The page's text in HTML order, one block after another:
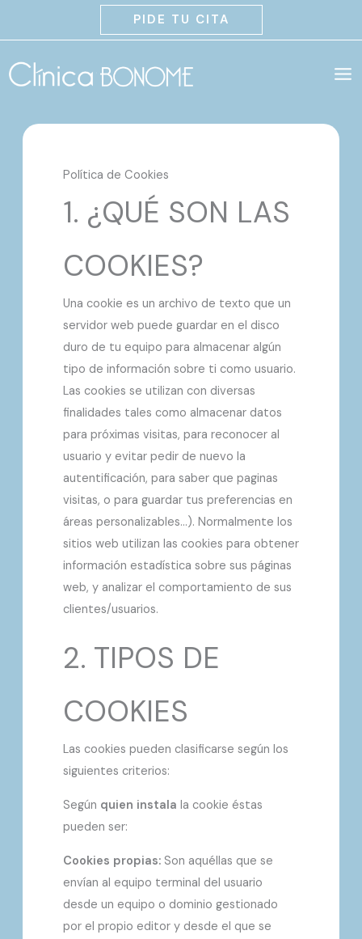
PIDE TU CITA
Política de Cookies
1. ¿QUÉ SON LAS
COOKIES?
Una cookie es un archivo de texto que un
servidor web puede guardar en el disco
duro de tu equipo para almacenar algún
tipo de información sobre ti como usuario.
Las cookies se utilizan con diversas
finalidades tales como almacenar datos
para próximas visitas, para reconocer al
usuario y evitar pedir de nuevo la
autentificación, para saber que paginas
visitas, o para guardar tus preferencias en
áreas personalizables…). Normalmente los
sitios web utilizan las cookies para obtener
información estadística sobre sus páginas
web, y analizar el comportamiento de sus
clientes/usuarios.
2. TIPOS DE
COOKIES
Las cookies pueden clasificarse según los
siguientes criterios:
Según quien instala la cookie éstas
pueden ser:
Cookies propias:Son aquéllas que se
envían al equipo terminal del usuario
desde un equipo o dominio gestionado
por el propio editor y desde el que se